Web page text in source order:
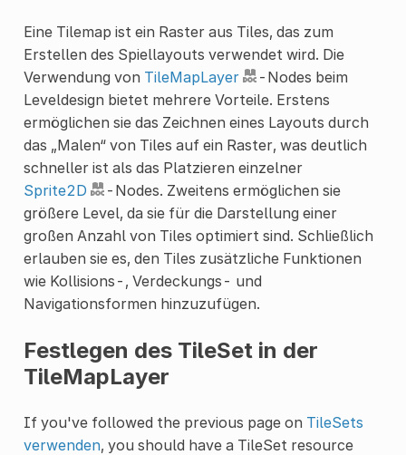
Eine Tilemap ist ein Raster aus Tiles, das zum
Erstellen des Spiellayouts verwendet wird. Die
Verwendung von TileMapLayer
-Nodes beim
Leveldesign bietet mehrere Vorteile. Erstens
ermöglichen sie das Zeichnen eines Layouts durch
das „Malen“ von Tiles auf ein Raster, was deutlich
schneller ist als das Platzieren einzelner
Sprite2D
-Nodes. Zweitens ermöglichen sie
größere Level, da sie für die Darstellung einer
großen Anzahl von Tiles optimiert sind. Schließlich
erlauben sie es, den Tiles zusätzliche Funktionen
wie Kollisions-, Verdeckungs- und
Navigationsformen hinzuzufügen.
Festlegen des TileSet in der
TileMapLayer
If you've followed the previous page on TileSets
verwenden, you should have a TileSet resource